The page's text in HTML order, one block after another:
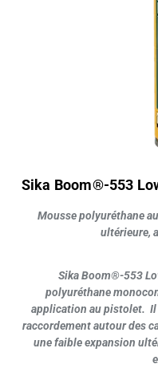
Sika Boom®-553
Mousse polyuréthane
ultérieure,
Sika Boom®-553
polyuréthane
application au pistolet. Il
raccordement autour des
une faible expansion